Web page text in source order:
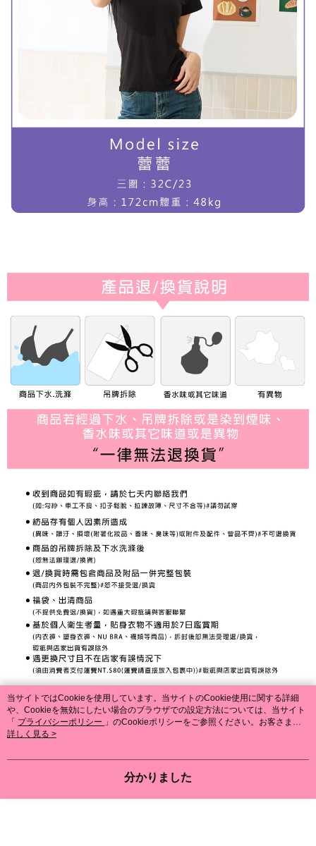
当サイトではCookieを使用しています。当サイトのCookie使用に関する詳細
や、Cookieを無効にしたい場合のブラウザでの設定方法については、当サイト
「 プライバシーポリシー 」のCookieポリシーをご参照ください。お客さま
が、当サイトを引き続き使用される場合、当社がサイト利用規約のCookieポリ
詳しく見る >
分かりました